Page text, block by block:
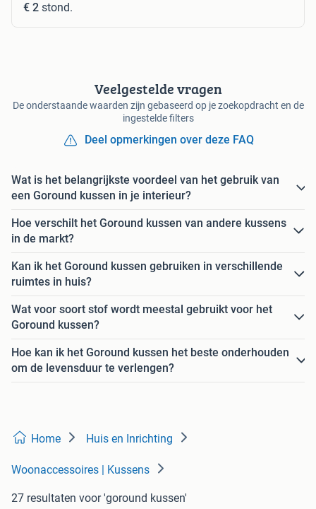
€ 2 stond.
Veelgestelde vragen
De onderstaande waarden zijn gebaseerd op je zoekopdracht en de
ingestelde filters
Deel opmerkingen over deze FAQ
Wat is het belangrijkste voordeel van het gebruik van
een Goround kussen in je interieur?
Hoe verschilt het Goround kussen van andere kussens
in de markt?
Kan ik het Goround kussen gebruiken in verschillende
ruimtes in huis?
Wat voor soort stof wordt meestal gebruikt voor het
Goround kussen?
Hoe kan ik het Goround kussen het beste onderhouden
om de levensduur te verlengen?
Home Huis en Inrichting
Woonaccessoires | Kussens
27 resultaten voor 'goround kussen'